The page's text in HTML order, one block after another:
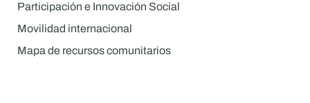
Participación e Innovación Social
Movilidad internacional
Mapa de recursos comunitarios